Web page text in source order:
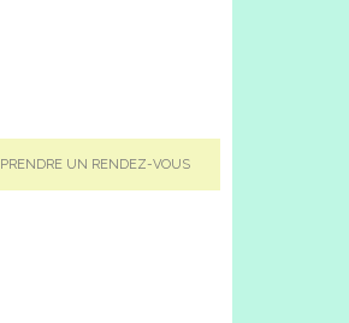
PRENDRE UN RENDEZ-VOUS